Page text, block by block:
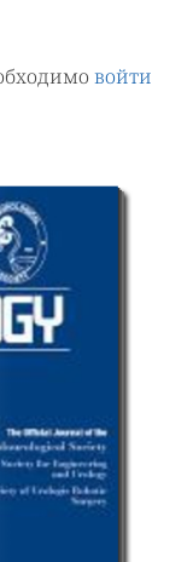
войти